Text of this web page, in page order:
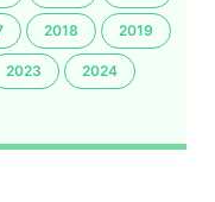
2018 2019
2023 2024